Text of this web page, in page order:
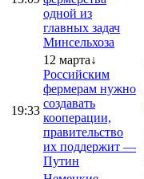
одной из
главных задач
Минсельхоза
19:33
12 марта↓
Российским
фермерам нужно
создавать
кооперации,
правительство
их поддержит —
Путин